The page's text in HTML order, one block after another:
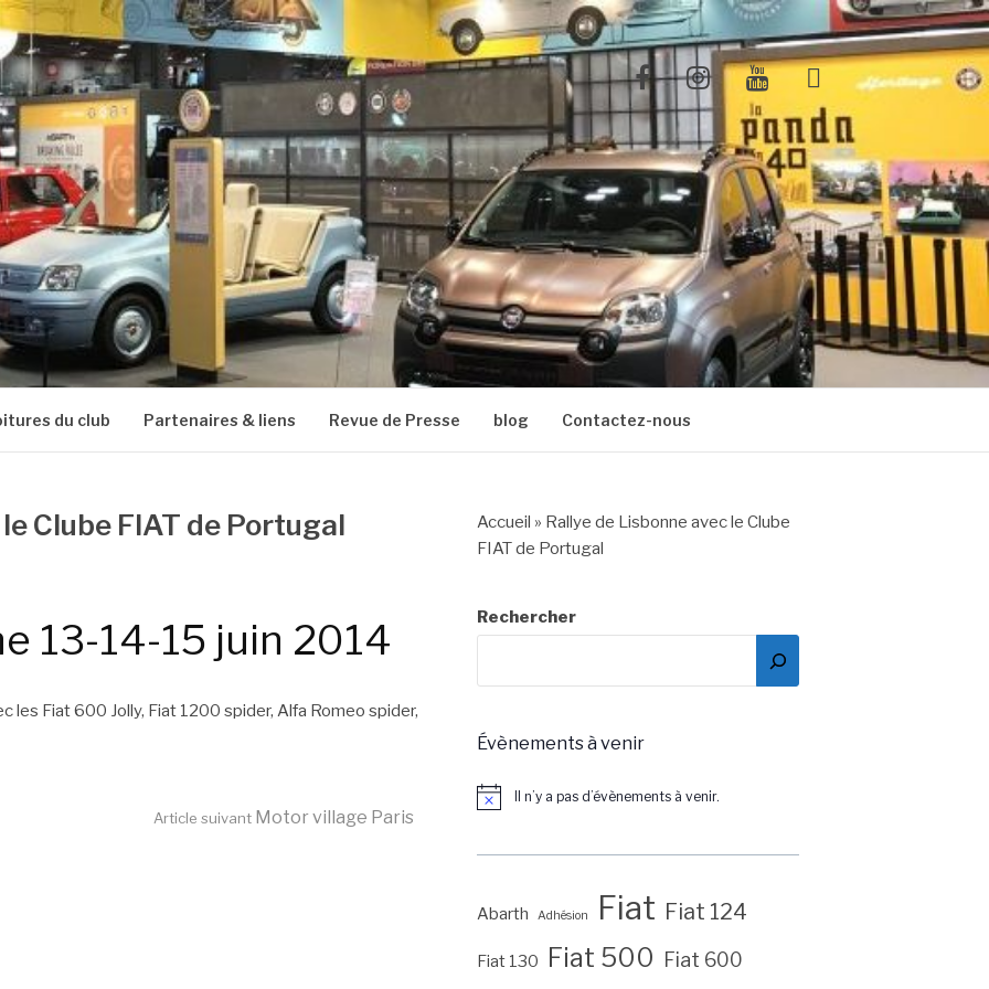
FacebookInstagramYoutube
du club Partenaires & liens Revue de Presse blog Contactez-nous
Clube FIAT de Portugal
13-14-15 juin 2014
les Fiat 600 Jolly, Fiat 1200 spider, Alfa Romeo spider,
Article suivant Motor village Paris
Accueil » Rallye de Lisbonne avec le Clube
FIAT de Portugal
Rechercher
Évènements à venir
Notice Il n’y a pas d’évènements à venir.
Abarth Adhésion Fiat Fiat 124
Fiat 130 Fiat 500 Fiat 600